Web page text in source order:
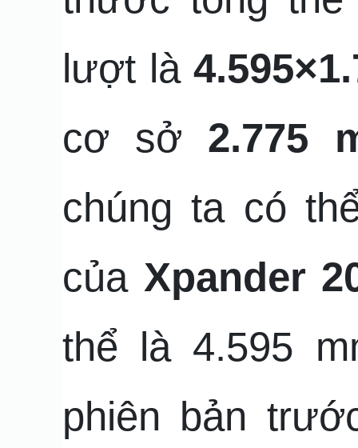
lượt là
cơ sở 2.775
chúng ta có
của Xpander
thể là 4.595
phiên bản